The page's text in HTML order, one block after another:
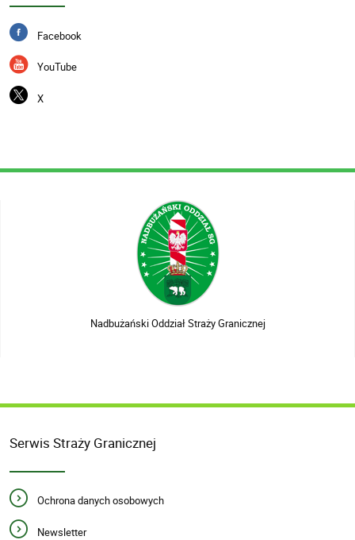
Facebook
YouTube
X
Nadbużański Oddział Straży Granicznej
Serwis Straży Granicznej
Ochrona danych osobowych
Newsletter